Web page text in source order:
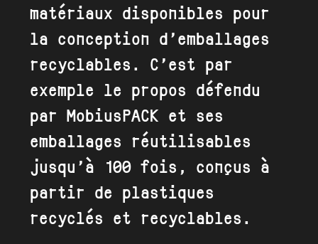
matériaux disponibles pour
la conception d’emballages
recyclables. C’est par
exemple le propos défendu
par MobiusPACK et ses
emballages réutilisables
jusqu’à 100 fois, conçus à
partir de plastiques
recyclés et recyclables.